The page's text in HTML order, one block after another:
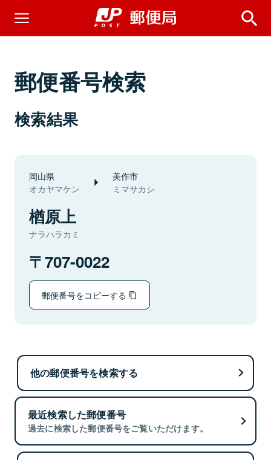
郵便番号検索
検索結果
岡山県
オカヤマケン
美作市
ミマサカシ
楢原上
ナラハラカミ
707-0022
郵便番号をコピーする
他の郵便番号を検索する
最近検索した郵便番号
過去に検索した郵便番号をご覧いただけます。